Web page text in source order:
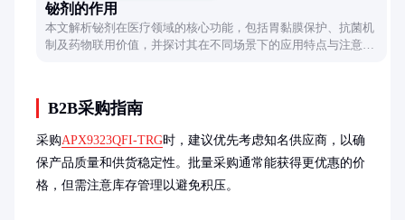
铋剂的作用
本文解析铋剂在医疗领域的核心功能，包括胃黏膜保护、抗菌机
制及药物联用价值，并探讨其在不同场景下的应用特点与注意事
B2B采购指南
采购APX9323QFI-TRG时，建议优先考虑知名供应商，以确
保产品质量和供货稳定性。批量采购通常能获得更优惠的价
格，但需注意库存管理以避免积压。